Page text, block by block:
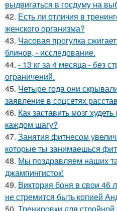
выдвигаться в госдуму на
42. Есть ли отличия в
женского организма?
43. Часовая прогулка
блинов, - исследование.
44. - 13 кг за 4 месяца - без
ограничений.
45. Четыре года они
заявление в соцсетях
46. Как заставить мозг
каждом шагу?
47. Занятия фитнесом
которые ты занимаешься
48. Мы поздравляем наших
джампингисток!
49. Виктория боня в свои 46
не стремится быть копией